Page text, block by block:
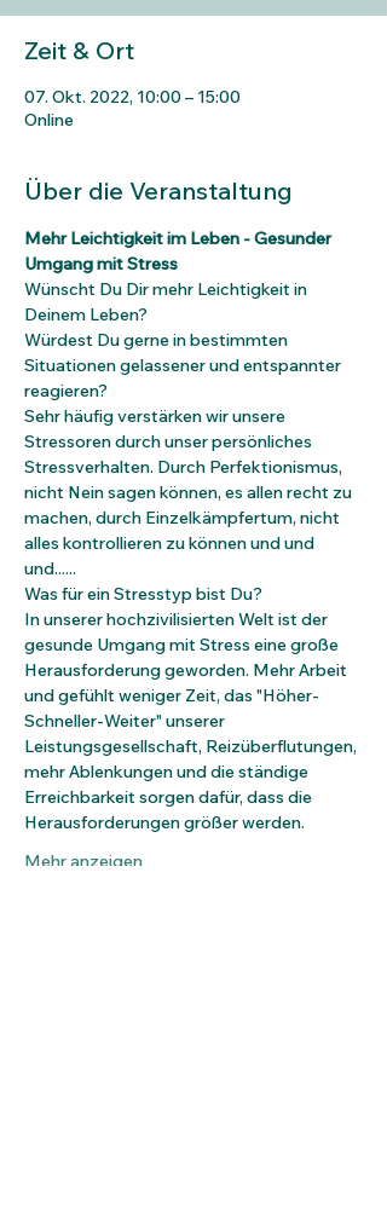
Zeit & Ort
07. Okt. 2022, 10:00 – 15:00
Online
Über die Veranstaltung
Mehr Leichtigkeit im Leben - Gesunder
Umgang mit Stress
Wünscht Du Dir mehr Leichtigkeit in
Deinem Leben?
Würdest Du gerne in bestimmten
Situationen gelassener und entspannter
reagieren?
Sehr häufig verstärken wir unsere
Stressoren durch unser persönliches
Stressverhalten. Durch Perfektionismus,
nicht Nein sagen können, es allen recht zu
machen, durch Einzelkämpfertum, nicht
alles kontrollieren zu können und und
und......
Was für ein Stresstyp bist Du?
In unserer hochzivilisierten Welt ist der
gesunde Umgang mit Stress eine große
Herausforderung geworden. Mehr Arbeit
und gefühlt weniger Zeit, das "Höher-
Schneller-Weiter" unserer
Leistungsgesellschaft, Reizüberflutungen,
mehr Ablenkungen und die ständige
Erreichbarkeit sorgen dafür, dass die
Herausforderungen größer werden.
Mehr anzeigen